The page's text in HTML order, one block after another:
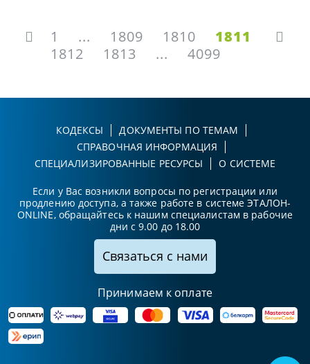
1 ... 1809 1810
1811
1812
1813 ... 4099
КОДЕКСЫ
ДОКУМЕНТЫ ПО ТЕМАМ
СПРАВОЧНАЯ ИНФОРМАЦИЯ
СПЕЦИАЛИЗИРОВАННЫЕ РЕСУРСЫ
О СИСТЕМЕ
Если у Вас возникли вопросы по регистрации или
продлению доступа, а также работе в системе ЭТАЛОН-
ONLINE, обращайтесь к нашим специалистам в рабочие
дни с 9.00 до 18.00
Связаться с нами
Принимаем к оплате